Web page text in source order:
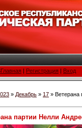
Главная Регистрация Вход
» Декабрь » 17 » Ветерана
партии Нелли